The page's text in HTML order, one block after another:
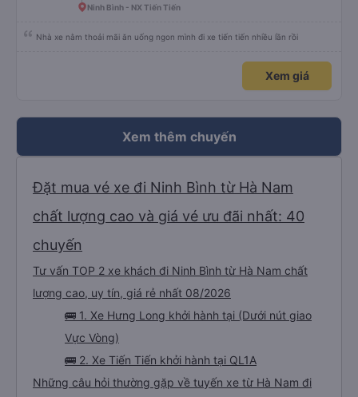
Ninh Bình - NX Tiến Tiến
Nhà xe nằm thoải mãi ăn uống ngon mình đi xe tiến tiến nhiều lần rồi
Xem giá
Xem thêm chuyến
Đặt mua vé xe đi Ninh Bình từ Hà Nam
chất lượng cao và giá vé ưu đãi nhất: 40
chuyến
Tư vấn TOP 2 xe khách đi Ninh Bình từ Hà Nam chất
lượng cao, uy tín, giá rẻ nhất 08/2026
🚌 1. Xe Hưng Long khởi hành tại (Dưới nút giao
Vực Vòng)
🚌 2. Xe Tiến Tiến khởi hành tại QL1A
Những câu hỏi thường gặp về tuyến xe từ Hà Nam đi